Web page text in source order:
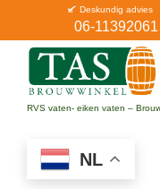
inhoud
06-11392061
Deskundig advies
Home
Catalogus
RVS vaten- eiken vaten –
NL